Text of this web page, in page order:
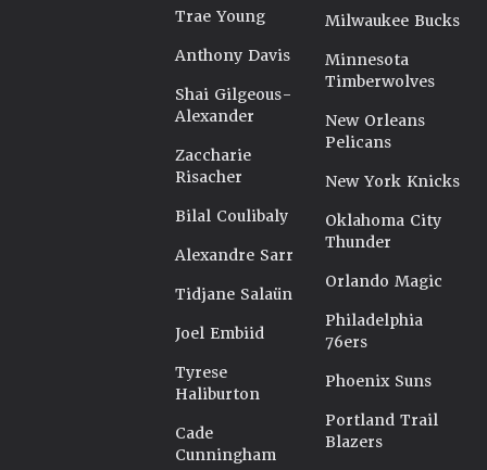
Trae Young
Anthony Davis
Shai Gilgeous-
Alexander
Zaccharie
Risacher
Bilal Coulibaly
Alexandre Sarr
Tidjane Salaün
Joel Embiid
Tyrese
Haliburton
Cade
Cunningham
Milwaukee Bucks
Minnesota
Timberwolves
New Orleans
Pelicans
New York Knicks
Oklahoma City
Thunder
Orlando Magic
Philadelphia
76ers
Phoenix Suns
Portland Trail
Blazers